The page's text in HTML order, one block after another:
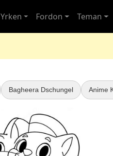
Yrken Fordon Teman
Bagheera Dschungel Anime